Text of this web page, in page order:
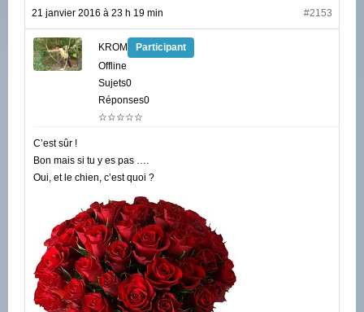
21 janvier 2016 à 23 h 19 min #2153
KROM
Participant
Offline
Sujets0
Réponses0
☆☆☆☆☆
C’est sûr !
Bon mais si tu y es pas ….
Oui, et le chien, c’est quoi ?